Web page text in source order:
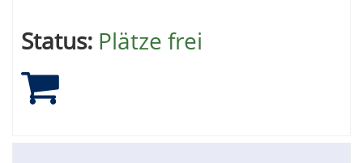
Status: Plätze frei